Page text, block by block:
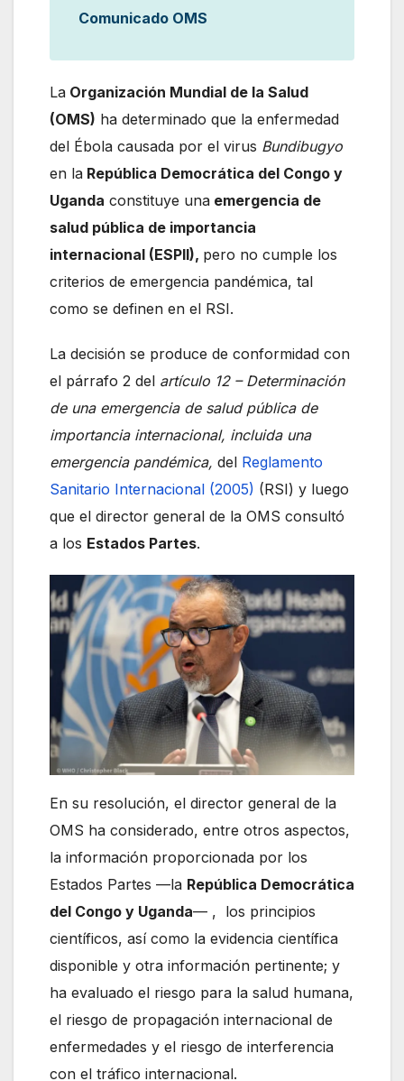
Comunicado OMS
La Organización Mundial de la Salud
(OMS) ha determinado que la enfermedad
del Ébola causada por el virus Bundibugyo
en la República Democrática del Congo y
Uganda constituye una emergencia de
salud pública de importancia
internacional (ESPII), pero no cumple los
criterios de emergencia pandémica, tal
como se definen en el RSI.
La decisión se produce de conformidad con
el párrafo 2 del artículo 12 – Determinación
de una emergencia de salud pública de
importancia internacional, incluida una
emergencia pandémica, del Reglamento
Sanitario Internacional (2005) (RSI) y luego
que el director general de la OMS consultó
a los Estados Partes.
En su resolución, el director general de la
OMS ha considerado, entre otros aspectos,
la información proporcionada por los
Estados Partes —la República Democrática
del Congo y Uganda— , los principios
científicos, así como la evidencia científica
disponible y otra información pertinente; y
ha evaluado el riesgo para la salud humana,
el riesgo de propagación internacional de
enfermedades y el riesgo de interferencia
con el tráfico internacional.